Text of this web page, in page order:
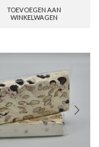
TOEVOEGEN AAN
WINKELWAGEN